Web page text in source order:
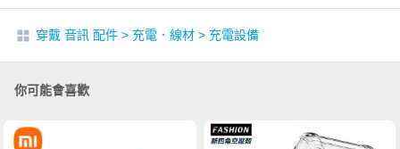
穿戴 音訊 配件 > 充電．線材 > 充電設備
你可能會喜歡